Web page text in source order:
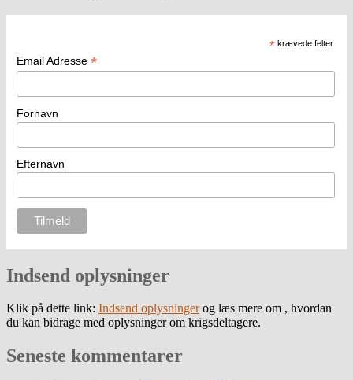
* krævede felter
Email Adresse *
Fornavn
Efternavn
Indsend oplysninger
Klik på dette link: Indsend oplysningerog læs mere om , hvordan
du kan bidrage med oplysninger om krigsdeltagere.
Seneste kommentarer